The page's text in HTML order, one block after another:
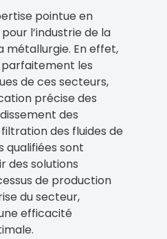
pointue en
l’industrie de la
métallurgie. En effet,
les
de ces secteurs,
précise des
des
des fluides de
qualifiées sont
des solutions
de production
du secteur,
efficacité